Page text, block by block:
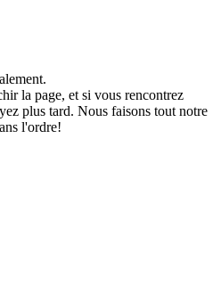
la page, et si vous rencontrez
plus tard. Nous faisons tout notre
l'ordre!